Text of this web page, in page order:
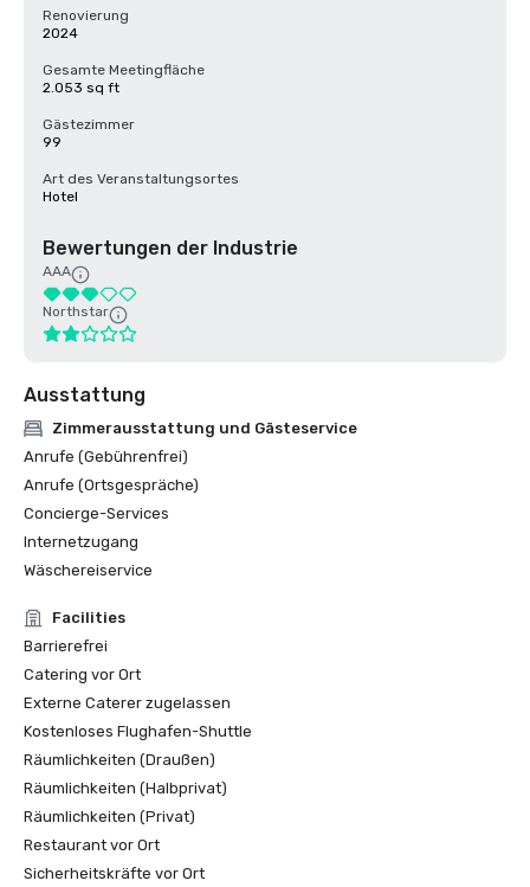
Renovierung
2024
Gesamte Meetingfläche
2.053 sq ft
Gästezimmer
99
Art des Veranstaltungsortes
Hotel
Bewertungen der Industrie
AAA
Northstar
Ausstattung
Zimmerausstattung und Gästeservice
Anrufe (Gebührenfrei)
Anrufe (Ortsgespräche)
Concierge-Services
Internetzugang
Wäschereiservice
Facilities
Barrierefrei
Catering vor Ort
Externe Caterer zugelassen
Kostenloses Flughafen-Shuttle
Räumlichkeiten (Draußen)
Räumlichkeiten (Halbprivat)
Räumlichkeiten (Privat)
Restaurant vor Ort
Sicherheitskräfte vor Ort